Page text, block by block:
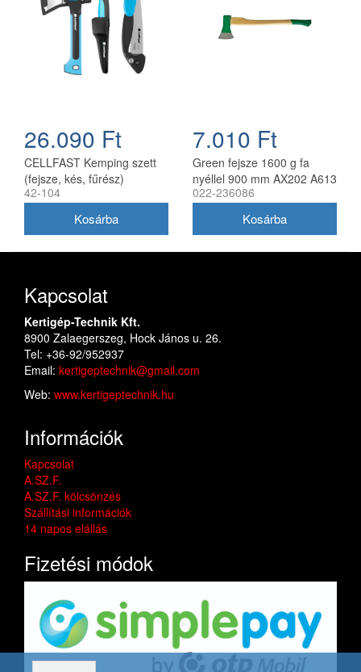
26.090 Ft
CELLFAST Kemping szett
(fejsze, kés, fűrész)
ENERGO
42-104
7.010 Ft
Green fejsze 1600 g fa
nyéllel 900 mm AX202 A613
022-236086
Kapcsolat
Kertigép-Technik Kft.
8900 Zalaegerszeg, Hock János u. 26.
Tel: +36-92/952937
Email: kertigeptechnik@gmail.com
Web: www.kertigeptechnik.hu
Információk
Kapcsolat
A.SZ.F.
A.SZ.F. kölcsönzés
Szállítási információk
14 napos elállás
Fizetési módok